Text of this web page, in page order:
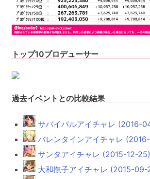
トップ10プロデューサー
過去イベントとの比較結果
サバイバルアイチャレ (2016-
バレンタインアイチャレ
サンタアイチャレ (2015-12-25)
大和撫子アイチャレ (2015-09-